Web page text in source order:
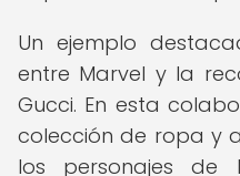
Un ejemplo
entre Marvel y la
Gucci. En esta
colección de ropa y
los personajes de